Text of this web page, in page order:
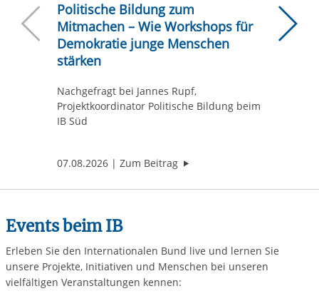
Neuere
Politische Bildung zum
Mitmachen – Wie Workshops für
Demokratie junge Menschen
stärken
Nachgefragt bei Jannes Rupf,
Projektkoordinator Politische Bildung beim
IB Süd
07.08.2026 Zum Beitrag "Politische Bildung zum
Events beim IB
Erleben Sie den Internationalen Bund live und lernen Sie
unsere Projekte, Initiativen und Menschen bei unseren
vielfältigen Veranstaltungen kennen: